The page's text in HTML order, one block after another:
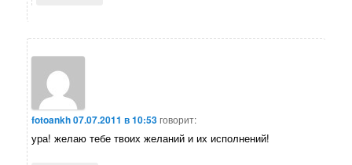
fotoankh07.07.2011 в 10:53говорит:
ура! желаю тебе твоих желаний и их исполнений!